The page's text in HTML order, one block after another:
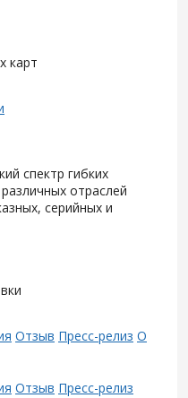
карт
спектр гибких
отраслей
серийных и
Отзыв Пресс-релиз О
Отзыв Пресс-релиз